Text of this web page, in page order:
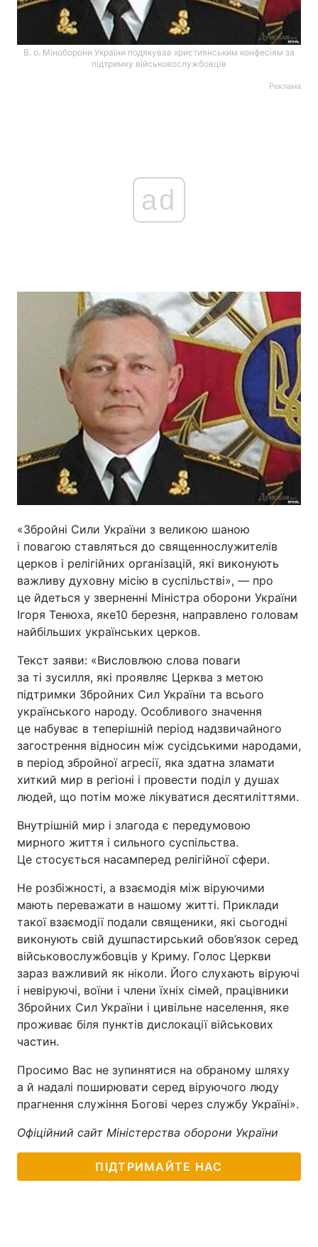
В. о. Міноборони України подякував християнським конфесіям за
підтримку військовослужбовців
Реклама
ad
«Збройні Сили України з великою шаною
і повагою ставляться до священнослужителів
церков і релігійних організацій, які виконують
важливу духовну місію в суспільстві», — про
це йдеться у зверненні Міністра оборони України
Ігоря Тенюха, яке10 березня, направлено головам
найбільших українських церков.
Текст заяви: «Висловлюю слова поваги
за ті зусилля, які проявляє Церква з метою
підтримки Збройних Сил України та всього
українського народу. Особливого значення
це набуває в теперішній період надзвичайного
загострення відносин між сусідськими народами,
в період збройної агресії, яка здатна зламати
хиткий мир в регіоні і провести поділ у душах
людей, що потім може лікуватися десятиліттями.
Внутрішній мир і злагода є передумовою
мирного життя і сильного суспільства.
Це стосується насамперед релігійної сфери.
Не розбіжності, а взаємодія між віруючими
мають переважати в нашому житті. Приклади
такої взаємодії подали священики, які сьогодні
виконують свій душпастирський обов’язок серед
військовослужбовців у Криму. Голос Церкви
зараз важливий як ніколи. Його слухають віруючі
і невіруючі, воїни і члени їхніх сімей, працівники
Збройних Сил України і цивільне населення, яке
проживає біля пунктів дислокації військових
частин.
Просимо Вас не зупинятися на обраному шляху
а й надалі поширювати серед віруючого люду
прагнення служіння Богові через службу Україні».
Офіційний сайт Міністерства оборони України
ПІДТРИМАЙТЕ НАС